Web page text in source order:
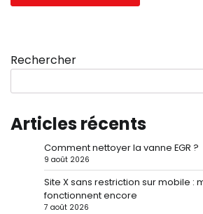
Rechercher
Articles récents
Comment nettoyer la vanne EGR ?
9 août 2026
Site X sans restriction sur mobile :
fonctionnent encore
7 août 2026